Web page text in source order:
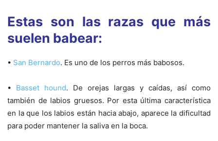
Estas son las razas que más
suelen babear:
• San Bernardo. Es uno de los perros más babosos.
• Basset hound. De orejas largas y caídas, así como
también de labios gruesos. Por esta última característica
en la que los labios están hacia abajo, aparece la dificultad
para poder mantener la saliva en la boca.